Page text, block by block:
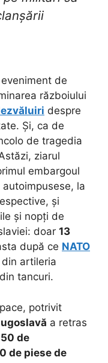
de
războiului
despre
Și, ca de
de tragedia
ziarul
embargoul
la
și
și nopți de
doar 13
după ce NATO
din artileria
din tancuri.
potrivit
a retras
de
de piese de